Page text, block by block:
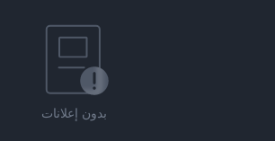
بدون إعلانات